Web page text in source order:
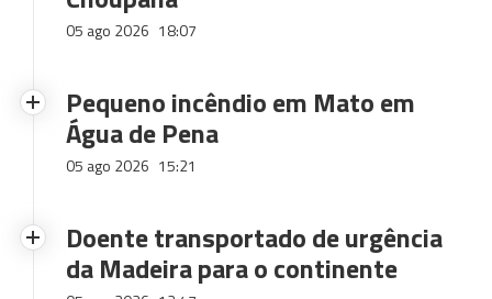
05 ago 2026 18:07
Pequeno incêndio em Mato em
Água de Pena
05 ago 2026 15:21
Doente transportado de urgência
da Madeira para o continente